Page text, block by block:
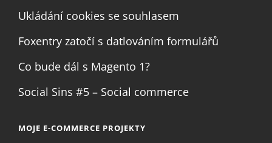
Ukládání cookies se souhlasem
Foxentry zatočí s datlováním formulářů
Co bude dál s Magento 1?
Social Sins #5 – Social commerce
MOJE E-COMMERCE PROJEKTY